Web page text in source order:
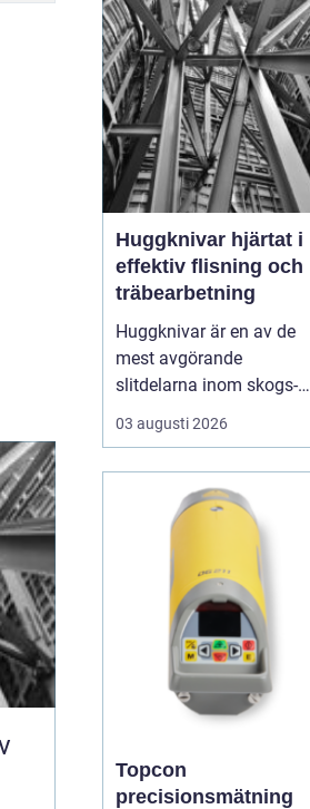
ring som symboliserar er
unika kärleks...
Huggknivar hjärtat i
effektiv flisning och
träbearbetning
Huggknivar är en av de
mest avgörande
slitdelarna inom skogs-
och träindustrin. När
knivarna fungerar som
maskinerna går lugnt
och energiåtgången
hålls nere. När
skäreggen däremot är
sliten eller felanpassad
märks det snabbt ...
03 augusti 2026
Topcon
precisionsmätning